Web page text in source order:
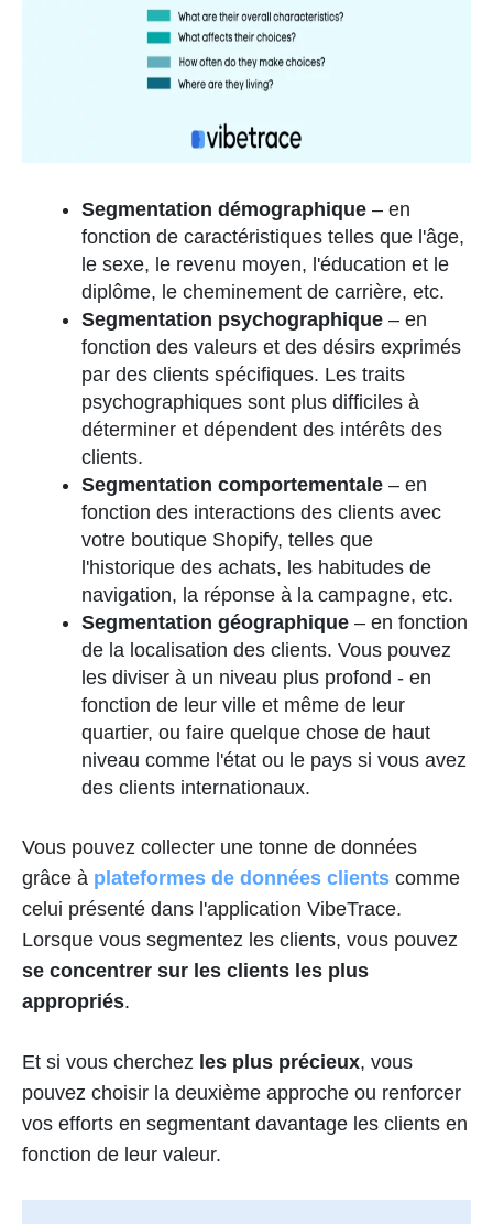
Segmentation démographique – en
fonction de caractéristiques telles que l'âge,
le sexe, le revenu moyen, l'éducation et le
diplôme, le cheminement de carrière, etc.
Segmentation psychographique – en
fonction des valeurs et des désirs exprimés
par des clients spécifiques. Les traits
psychographiques sont plus difficiles à
déterminer et dépendent des intérêts des
clients.
Segmentation comportementale – en
fonction des interactions des clients avec
votre boutique Shopify, telles que
l'historique des achats, les habitudes de
navigation, la réponse à la campagne, etc.
Segmentation géographique – en fonction
de la localisation des clients. Vous pouvez
les diviser à un niveau plus profond - en
fonction de leur ville et même de leur
quartier, ou faire quelque chose de haut
niveau comme l'état ou le pays si vous avez
des clients internationaux.
Vous pouvez collecter une tonne de données
grâce à plateformes de données clients comme
celui présenté dans l'application VibeTrace.
Lorsque vous segmentez les clients, vous pouvez
se concentrer sur les clients les plus
appropriés.
Et si vous cherchez les plus précieux, vous
pouvez choisir la deuxième approche ou renforcer
vos efforts en segmentant davantage les clients en
fonction de leur valeur.